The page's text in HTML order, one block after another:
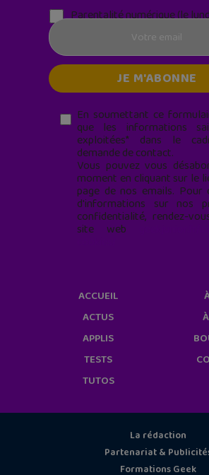
Parentalité numérique (le
En soumettant ce
que les informations
exploitées* dans le
demande de contact.
Vous pouvez vous
moment en cliquant sur le
page de nos emails. Pour
d'informations sur nos
confidentialité, rendez-
site web
ACCUEIL
ACTUS
APPLIS
TESTS
TUTOS
La rédaction
Partenariat &
Formations Geek